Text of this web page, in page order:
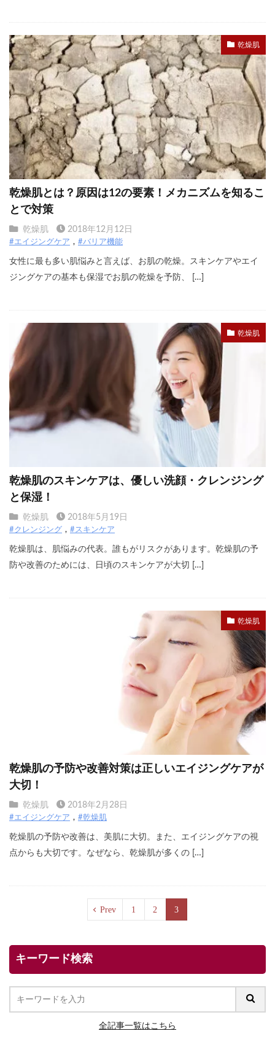
乾燥肌
乾燥肌とは？原因は12の要素！メカニズムを知るこ
とで対策
乾燥肌 2018年12月12日
#エイジングケア #バリア機能
女性に最も多い肌悩みと言えば、お肌の乾燥。スキンケアやエイ
ジングケアの基本も保湿でお肌の乾燥を予防、 […]
乾燥肌
乾燥肌のスキンケアは、優しい洗顔・クレンジング
と保湿！
乾燥肌 2018年5月19日
#クレンジング #スキンケア
乾燥肌は、肌悩みの代表。誰もがリスクがあります。乾燥肌の予
防や改善のためには、日頃のスキンケアが大切 […]
乾燥肌
乾燥肌の予防や改善対策は正しいエイジングケアが
大切！
乾燥肌 2018年2月28日
#エイジングケア #乾燥肌
乾燥肌の予防や改善は、美肌に大切。また、エイジングケアの視
点からも大切です。なぜなら、乾燥肌が多くの […]
Prev 1 2 3
キーワード検索
全記事一覧はこちら